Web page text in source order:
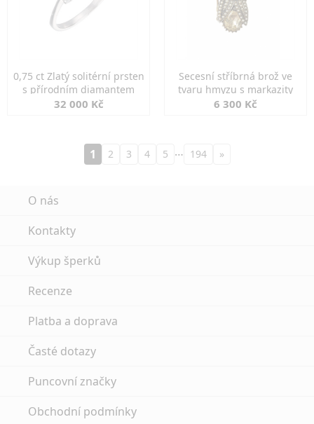
0,75 ct Zlatý solitérní prsten
s přírodním diamantem
32 000 Kč
Secesní stříbrná brož ve
tvaru hmyzu s markazity
6 300 Kč
1 2 3 4 5 … 194 »
O nás
Kontakty
Výkup šperků
Recenze
Platba a doprava
Časté dotazy
Puncovní značky
Obchodní podmínky